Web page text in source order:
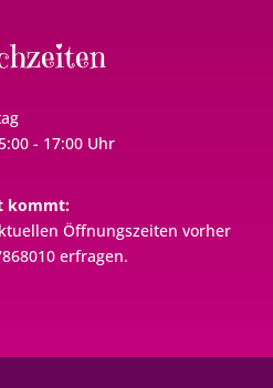
- 17:00 Uhr
kommt:
Öffnungszeiten vorher
erfragen.